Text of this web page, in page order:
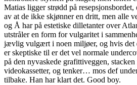
Matias ligger strødd på resepsjonsbordet,
av at de ikke skjønner en dritt, men alle
og Å har på estetiske dilletanter over
utstråler en form for vulgaritet i
jævlig vulgært i noen miljøer, og hvis det
er skeptiske til er det vel normale
på den nyvaskede grafittiveggen, stacken
videokassetter, og tenker… mos def
tilbake. Han har klart det. Good boy.